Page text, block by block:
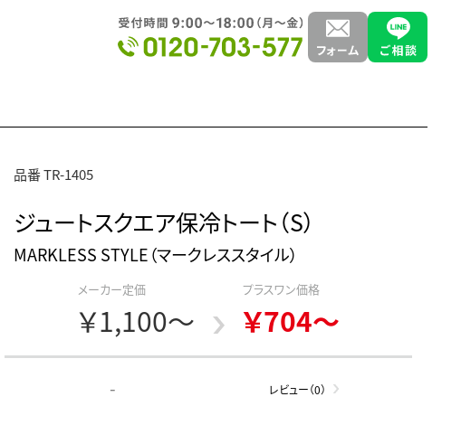
品番 TR-1405
ジュートスクエア保冷トート（S）
MARKLESS STYLE（マークレススタイル）
メーカー定価
￥1,100～
プラスワン価格
￥704～
- レビュー（0）